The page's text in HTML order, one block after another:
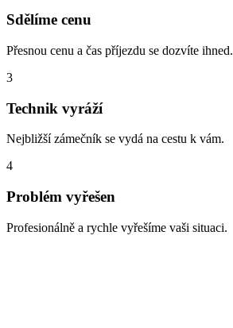
Sdělíme cenu
Přesnou cenu a čas příjezdu se dozvíte ihned.
3
Technik vyráží
Nejbližší zámečník se vydá na cestu k vám.
4
Problém vyřešen
Profesionálně a rychle vyřešíme vaši situaci.